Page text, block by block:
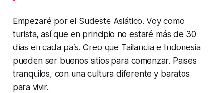
Empezaré por el Sudeste Asiático. Voy como
turista, así que en principio no estaré más de 30
días en cada país. Creo que Tailandia e Indonesia
pueden ser buenos sitios para comenzar. Países
tranquilos, con una cultura diferente y baratos
para vivir.